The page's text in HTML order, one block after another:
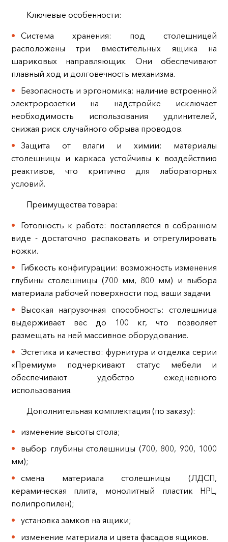
Ключевые особенности:
Система хранения: под столешницей
расположены три вместительных ящика на
шариковых направляющих. Они обеспечивают
плавный ход и долговечность механизма.
Безопасность и эргономика: наличие встроенной
электророзетки на надстройке исключает
необходимость использования удлинителей,
снижая риск случайного обрыва проводов.
Защита от влаги и химии: материалы
столешницы и каркаса устойчивы к воздействию
реактивов, что критично для лабораторных
условий.
Преимущества товара:
Готовность к работе: поставляется в собранном
виде - достаточно распаковать и отрегулировать
ножки.
Гибкость конфигурации: возможность изменения
глубины столешницы (700 мм, 800 мм) и выбора
материала рабочей поверхности под ваши задачи.
Высокая нагрузочная способность: столешница
выдерживает вес до 100 кг, что позволяет
размещать на ней массивное оборудование.
Эстетика и качество: фурнитура и отделка серии
«Премиум» подчеркивают статус мебели и
обеспечивают удобство ежедневного
использования.
Дополнительная комплектация (по заказу):
изменение высоты стола;
выбор глубины столешницы (700, 800, 900, 1000
мм);
смена материала столешницы (ЛДСП,
керамическая плита, монолитный пластик HPL,
полипропилен);
установка замков на ящики;
изменение материала и цвета фасадов ящиков.